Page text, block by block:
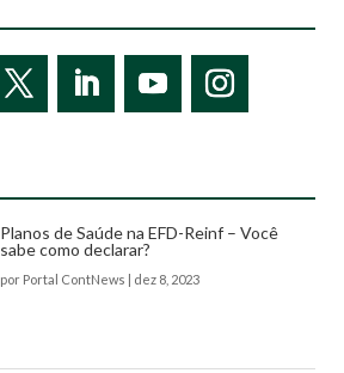
Planos de Saúde na EFD-Reinf – Você
sabe como declarar?
por Portal ContNews | dez 8, 2023